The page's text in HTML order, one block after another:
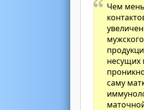
Чем
несущих
саму